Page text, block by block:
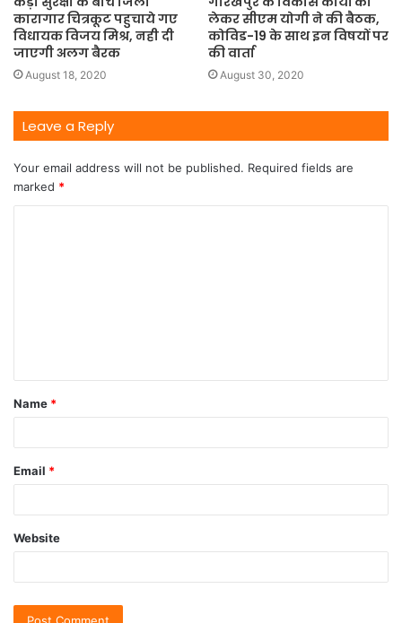
कारागार चित्रकूट पहुचाये गए
विधायक विजय मिश्र, नही दी
जाएगी अलग बैरक
August 18, 2020
लेकर सीएम योगी ने की बैठक,
कोविड-19 के साथ इन विषयों पर
की वार्ता
August 30, 2020
Leave a Reply
Your email address will not be published. Required fields are
marked *
Name *
Email *
Website